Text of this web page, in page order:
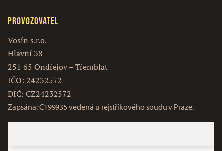
Provozovatel
Vosín s.r.o.
Hlavní 38
251 65 Ondřejov – Třemblat
IČO: 24232572
DIČ: CZ24232572
Zapsána: C199935 vedená u rejstříkového soudu v Praze.